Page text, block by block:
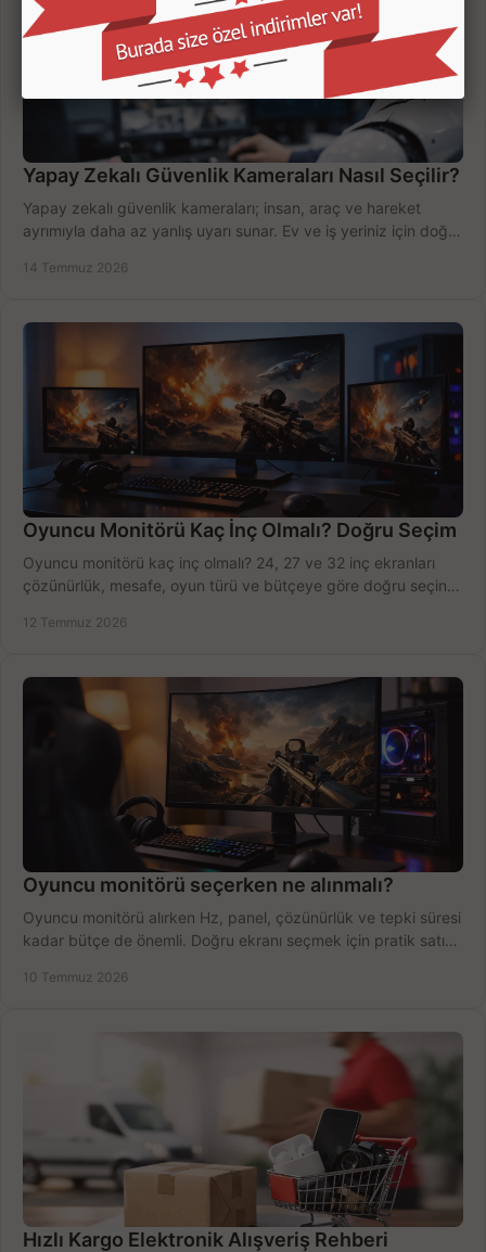
Yapay Zekalı Güvenlik Kameraları Nasıl Seçilir?
Yapay zekalı güvenlik kameraları; insan, araç ve hareket
ayrımıyla daha az yanlış uyarı sunar. Ev ve iş yeriniz için doğru
14 Temmuz 2026
Oyuncu Monitörü Kaç İnç Olmalı? Doğru Seçim
Oyuncu monitörü kaç inç olmalı? 24, 27 ve 32 inç ekranları
çözünürlük, mesafe, oyun türü ve bütçeye göre doğru seçin,
12 Temmuz 2026
Oyuncu monitörü seçerken ne alınmalı?
Oyuncu monitörü alırken Hz, panel, çözünürlük ve tepki süresi
kadar bütçe de önemli. Doğru ekranı seçmek için pratik satın
10 Temmuz 2026
Hızlı Kargo Elektronik Alışveriş Rehberi